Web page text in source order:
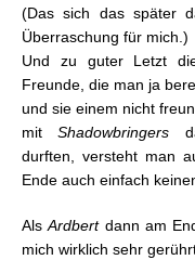
(Das sich das später
Überraschung für mich.)
Und zu guter Letzt
Freunde, die man ja
und sie einem nicht
mitShadowbringers
durften, versteht man
Ende auch einfach
AlsArdbertdann am
mich wirklich sehr